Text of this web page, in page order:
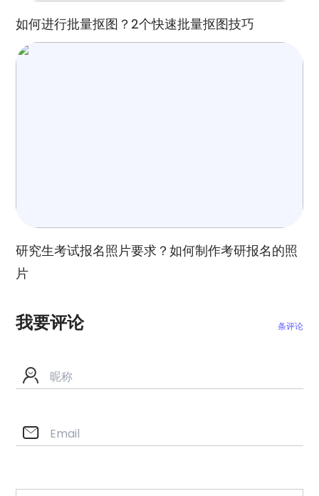
如何进行批量抠图？2个快速批量抠图技巧
研究生考试报名照片要求？如何制作考研报名的照
片
我要评论 条评论